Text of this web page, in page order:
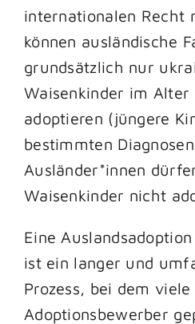
internationalen Recht
können ausländische
grundsätzlich nur
Waisenkinder im Alter
adoptieren (jüngere
bestimmten
Ausländer*innen
Waisenkinder nicht
Eine
ist ein langer und
Prozess, bei dem
Adoptionsbewerber